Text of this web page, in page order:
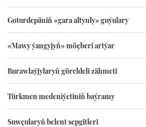
Goturdepäniň «gara altynly» guýulary
«Mawy ýangyjyň» möçberi artýar
Burawlaýjylaryň göreldeli zähmeti
Türkmen medeniýetiniň baýramy
Suwçularyň belent sepgitleri